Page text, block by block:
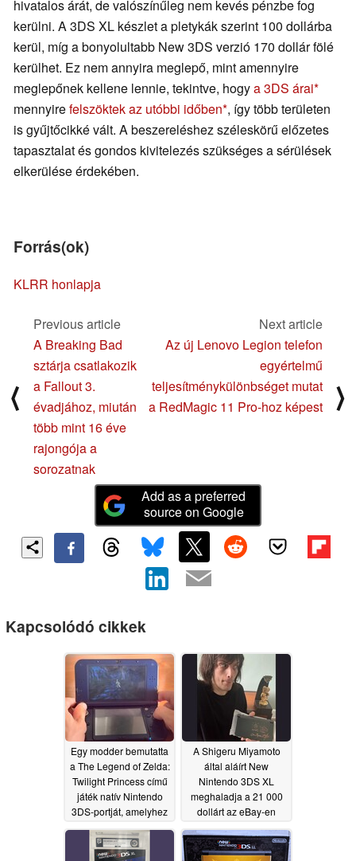
hivatalos árát, de valószínűleg nem kevés pénzbe fog
kerülni. A 3DS XL készlet a pletykák szerint 100 dollárba
kerül, míg a bonyolultabb New 3DS verzió 170 dollár fölé
kerülhet. Ez nem annyira meglepő, mint amennyire
meglepőnek kellene lennie, tekintve, hogya 3DS árai
mennyirefelszöktek az utóbbi időben , így több területen
is gyűjtőcikké vált. A beszereléshez széleskörű előzetes
tapasztalat és gondos kivitelezés szükséges a sérülések
elkerülése érdekében.
Forrás(ok)
KLRR honlapja
⟨
Previous article
A Breaking Bad
sztárja csatlakozik
a Fallout 3.
évadjához, miután
több mint 16 éve
rajongója a
sorozatnak
Next article
Az új Lenovo Legion telefon
egyértelmű
teljesítménykülönbséget mutat
a RedMagic 11 Pro-hoz képest
⟩
Add as a preferred
source on Google
Kapcsolódó cikkek
Egy modder bemutatta
a The Legend of Zelda:
Twilight Princess című
játék natív Nintendo
3DS-portját, amelyhez
támogatás is tervezett
07/12/2026
A Shigeru Miyamoto
által aláírt New
Nintendo 3DS XL
meghaladja a 21 000
dollárt az eBay-en
06/01/2026